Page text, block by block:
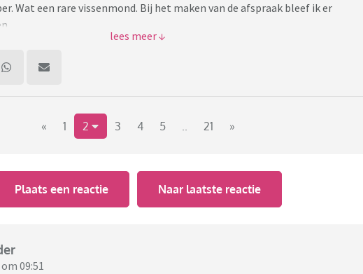
Wat een rare vissenmond. Bij het maken van de afspraak bleef ik er
heeft ook van die rare opgespoten lippen. En van de week was Loes van Dijk
aan de hand met de jeugd? Waarom zou je met zo'n rare mond
mooi aan? Heeft zo een iemand een psychische stoornis? Vragen, vragen,
« 1 2 3 4 5 .. 21 »
Plaats een reactie Naar laatste reactie
om 09:51